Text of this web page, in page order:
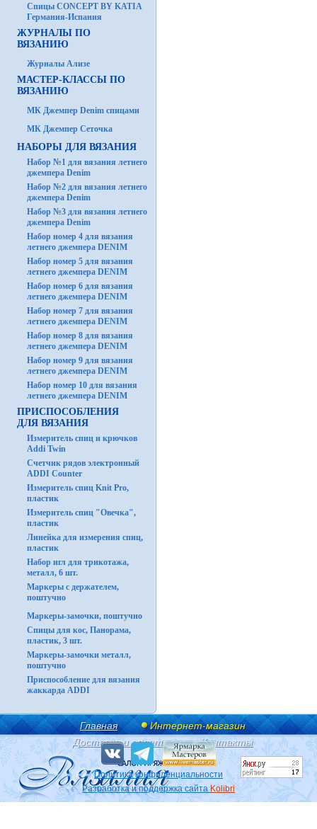
Спицы CONCEPT BY KATIA
Германия-Испания
ЖУРНАЛЫ ПО
ВЯЗАНИЮ
Журналы Ализе
МАСТЕР-КЛАССЫ ПО
ВЯЗАНИЮ
МК Джемпер Denim спицами
МК Джемпер Сеточка
НАБОРЫ ДЛЯ ВЯЗАНИЯ
Набор №1 для вязания летнего
джемпера Denim
Набор №2 для вязания летнего
джемпера Denim
Набор №3 для вязания летнего
джемпера Denim
Набор номер 4 для вязания
летнего джемпера DENIM
Набор номер 5 для вязания
летнего джемпера DENIM
Набор номер 6 для вязания
летнего джемпера DENIM
Набор номер 7 для вязания
летнего джемпера DENIM
Набор номер 8 для вязания
летнего джемпера DENIM
Набор номер 9 для вязания
летнего джемпера DENIM
Набор номер 10 для вязания
летнего джемпера DENIM
ПРИСПОСОБЛЕНИЯ
ДЛЯ ВЯЗАНИЯ
Измеритель спиц и крючков
Addi Twin
Счетчик рядов электронный
ADDI Counter
Измеритель спиц Knit Pro,
пластик
Измеритель спиц "Овечка",
пластик
Линейка для измерения спиц,
пластик
Набор игл для трикотажа,
металл, 6 шт.
Маркеры с держателем,
поштучно
Маркеры-замочки, поштучно
Спицы для кос, Панорама,
пластик, 3 шт.
Маркеры-замочки металл,
поштучно
Приспособление для вязания
жаккарда ADDI
Главная
Интернет-магазин
Доставка и оплата
Контакты
Политика конфиденциальности
Разработка и поддержка сайта Kolibri